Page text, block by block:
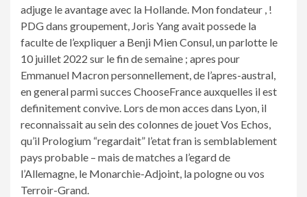
adjuge le avantage avec la Hollande. Mon fondateur , !
PDG dans groupement, Joris Yang avait possede la
faculte de l’expliquer a Benji Mien Consul, un parlotte le
10 juillet 2022 sur le fin de semaine ; apres pour
Emmanuel Macron personnellement, de l’apres-austral,
en general parmi succes ChooseFrance auxquelles il est
definitement convive. Lors de mon acces dans Lyon, il
reconnaissait au sein des colonnes de jouet Vos Echos,
qu’il Prologium “regardait” l’etat fran is semblablement
pays probable – mais de matches a l’egard de
l’Allemagne, le Monarchie-Adjoint, la pologne ou vos
Terroir-Grand.